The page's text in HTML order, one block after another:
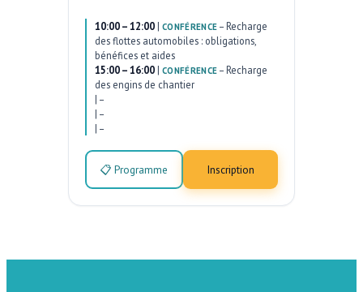
10:00 – 12:00 | CONFÉRENCE – Recharge
des flottes automobiles : obligations,
bénéfices et aides
15:00 – 16:00 | CONFÉRENCE – Recharge
des engins de chantier
| –
| –
| –
📋 Programme Inscription